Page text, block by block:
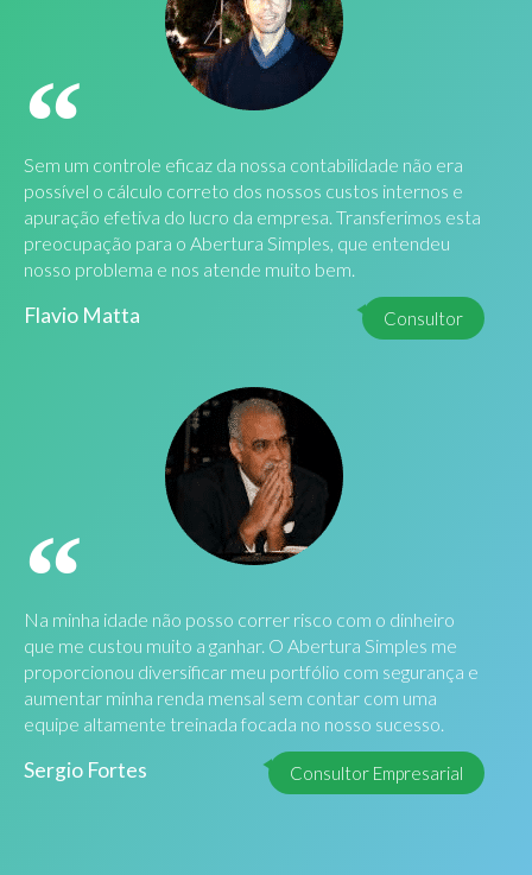
Sem um controle eficaz da nossa contabilidade não era
possível o cálculo correto dos nossos custos internos e
apuração efetiva do lucro da empresa. Transferimos esta
preocupação para o Abertura Simples, que entendeu
nosso problema e nos atende muito bem.
Flavio Matta Consultor
Na minha idade não posso correr risco com o dinheiro
que me custou muito a ganhar. O Abertura Simples me
proporcionou diversificar meu portfólio com segurança e
aumentar minha renda mensal sem contar com uma
equipe altamente treinada focada no nosso sucesso.
Sergio Fortes Consultor Empresarial